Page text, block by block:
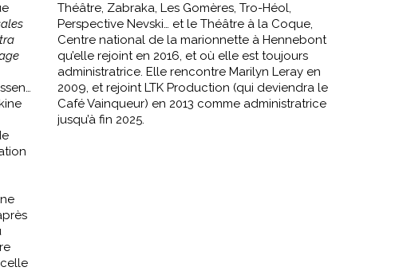
Théâtre, Zabraka, Les Gomères, Tro-Héol,
Perspective Nevski… et le Théâtre à la Coque,
Centre national de la marionnette à Hennebont
qu’elle rejoint en 2016, et où elle est toujours
administratrice. Elle rencontre Marilyn Leray en
2009, et rejoint LTK Production (qui deviendra le
Café Vainqueur) en 2013 comme administratrice
jusqu’à fin 2025.